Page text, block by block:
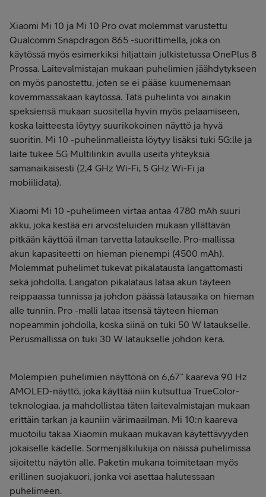
Xiaomi Mi 10 ja Mi 10 Pro ovat molemmat varustettu
Qualcomm Snapdragon 865 -suorittimella, joka on
käytössä myös esimerkiksi hiljattain julkistetussa OnePlus 8
Prossa. Laitevalmistajan mukaan puhelimien jäähdytykseen
on myös panostettu, joten se ei pääse kuumenemaan
kovemmassakaan käytössä. Tätä puhelinta voi ainakin
speksiensä mukaan suositella hyvin myös pelaamiseen,
koska laitteesta löytyy suurikokoinen näyttö ja hyvä
suoritin. Mi 10 -puhelinmalleista löytyy lisäksi tuki 5G:lle ja
laite tukee 5G Multilinkin avulla useita yhteyksiä
samanaikaisesti (2,4 GHz Wi-Fi, 5 GHz Wi-Fi ja
mobiilidata).
Xiaomi Mi 10 -puhelimeen virtaa antaa 4780 mAh suuri
akku, joka kestää eri arvosteluiden mukaan yllättävän
pitkään käyttöä ilman tarvetta lataukselle. Pro-mallissa
akun kapasiteetti on hieman pienempi (4500 mAh).
Molemmat puhelimet tukevat pikalatausta langattomasti
sekä johdolla. Langaton pikalataus lataa akun täyteen
reippaassa tunnissa ja johdon päässä latausaika on hieman
alle tunnin. Pro -malli lataa itsensä täyteen hieman
nopeammin johdolla, koska siinä on tuki 50 W lataukselle.
Perusmallissa on tuki 30 W lataukselle johdon kera.
Molempien puhelimien näyttönä on 6,67” kaareva 90 Hz
AMOLED-näyttö, joka käyttää niin kutsuttua TrueColor-
teknologiaa, ja mahdollistaa täten laitevalmistajan mukaan
erittäin tarkan ja kauniin värimaailman. Mi 10:n kaareva
muotoilu takaa Xiaomin mukaan mukavan käytettävyyden
jokaiselle kädelle. Sormenjälkilukija on näissä puhelimissa
sijoitettu näytön alle. Paketin mukana toimitetaan myös
erillinen suojakuori, jonka voi asettaa halutessaan
puhelimeen.